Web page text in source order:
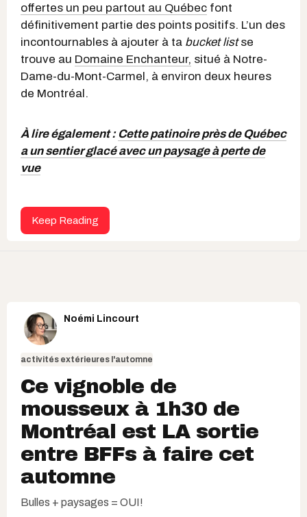
offertes un peu partout au Québec font
définitivement partie des points positifs. L’un des
incontournables à ajouter à ta bucket listse
trouve au Domaine Enchanteur, situé à Notre-
Dame-du-Mont-Carmel, à environ deux heures
de Montréal.
À lire également : Cette patinoire près de Québec
a un sentier glacé avec un paysage à perte de
vue
Keep Reading
Noémi Lincourt
activités extérieures l'automne
Ce vignoble de
mousseux à 1h30 de
Montréal est LA sortie
entre BFFs à faire cet
automne
Bulles + paysages = OUI!